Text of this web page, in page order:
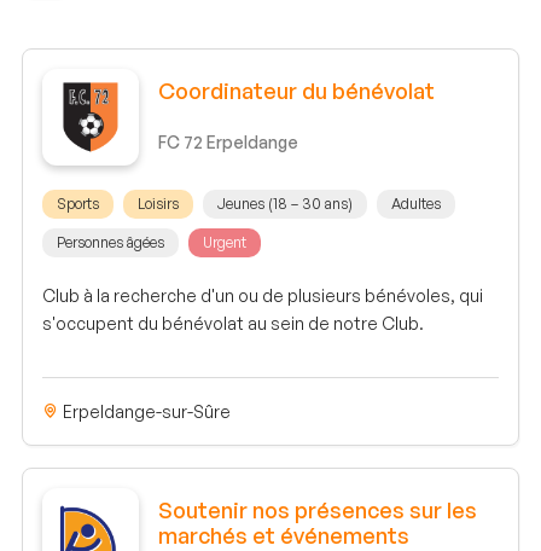
Coordinateur du bénévolat
FC 72 Erpeldange
Sports Loisirs Jeunes (18 – 30 ans) Adultes
Personnes âgées Urgent
Club à la recherche d'un ou de plusieurs bénévoles, qui
s'occupent du bénévolat au sein de notre Club.
Erpeldange-sur-Sûre
Soutenir nos présences sur les
marchés et événements